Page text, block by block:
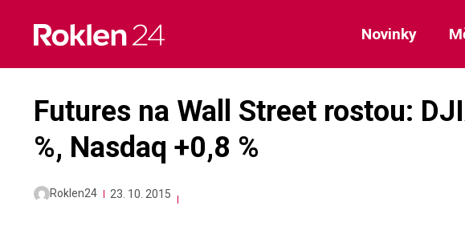
content
Novinky
Futures na Wall Street rostou:
%, Nasdaq +0,8 %
Roklen24 23. 10. 2015